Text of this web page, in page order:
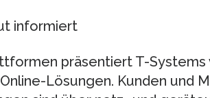
informiert
präsentiert T-
Lösungen. Kunden und